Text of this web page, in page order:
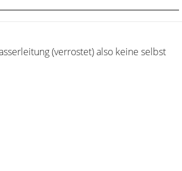
(verrostet) also keine selbst